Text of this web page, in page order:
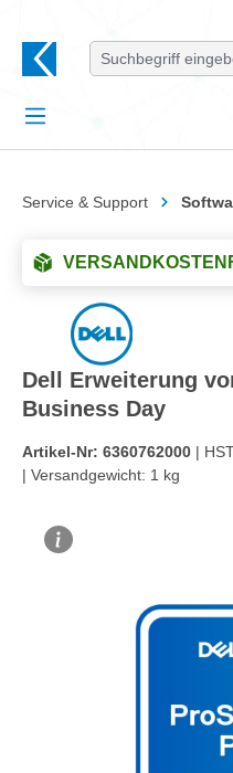
Service & Support
Dell Erweiterung
Business Day
Artikel-Nr: 6360762000 |
| Versandgewicht: 1 kg